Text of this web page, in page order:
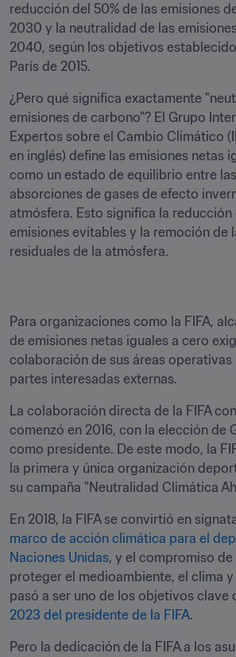
reducción del 50% de las emisiones
2030 y la neutralidad de las
2040, según los objetivos
París de 2015.
¿Pero qué significa exactamente
emisiones de carbono"? El Grupo
Expertos sobre el Cambio Climático
en inglés) define las emisiones netas
como un estado de equilibrio entre
absorciones de gases de efecto
atmósfera. Esto significa la
emisiones evitables y la remoción de
residuales de la atmósfera.
Para organizaciones como la FIFA,
de emisiones netas iguales a cero
colaboración de sus áreas operativas
partes interesadas externas.
La colaboración directa de la FIFA
comenzó en 2016, con la elección de
como presidente. De este modo, la
la primera y única organización
su campaña "Neutralidad Climática
marco de acción climática para el
Naciones Unidas, y el compromiso de
proteger el medioambiente, el clima
pasó a ser uno de los objetivos clave
2023 del presidente de la FIFA.
Pero la dedicación de la FIFA a los